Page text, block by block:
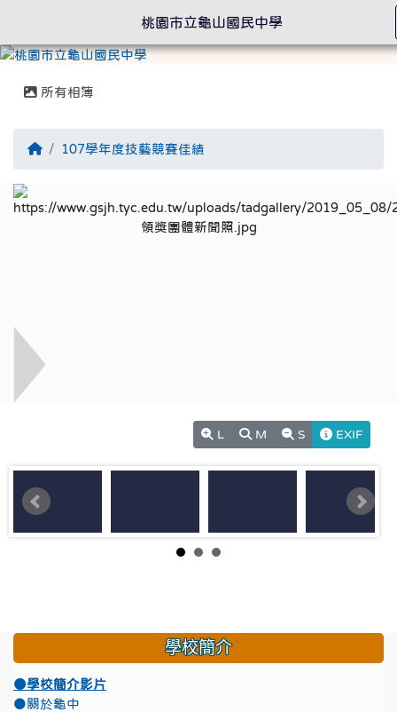
所有相簿
回首頁107學年度技藝競賽佳績
L M S EXIF
學校簡介
●學校簡介影片
●關於龜中
桃園市立龜山國民中學